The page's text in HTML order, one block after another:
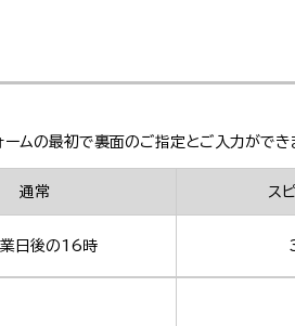
ムの最初で裏面のご指定とご入力ができ
通常 ス
日後の16時